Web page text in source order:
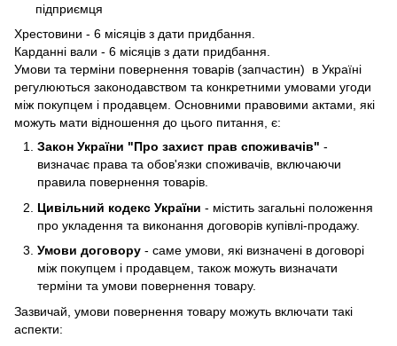
підприємця
Хрестовини - 6 місяців з дати придбання.
Карданні вали - 6 місяців з дати придбання.
Умови та терміни повернення товарів (запчастин) в Україні
регулюються законодавством та конкретними умовами угоди
між покупцем і продавцем. Основними правовими актами, які
можуть мати відношення до цього питання, є:
Закон України "Про захист прав споживачів" -
визначає права та обов'язки споживачів, включаючи
правила повернення товарів.
Цивільний кодекс України - містить загальні положення
про укладення та виконання договорів купівлі-продажу.
Умови договору - саме умови, які визначені в договорі
між покупцем і продавцем, також можуть визначати
терміни та умови повернення товару.
Зазвичай, умови повернення товару можуть включати такі
аспекти: